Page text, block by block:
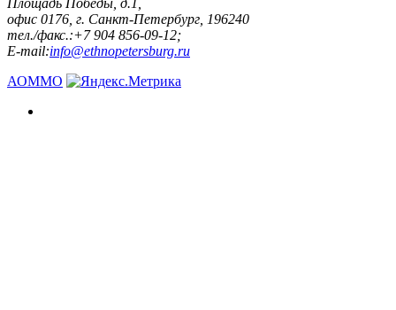
Площадь Победы, д.1,
офис 0176, г. Санкт-Петербург, 196240
тел./факс.:+7 904 856-09-12;
E-mail:info@ethnopetersburg.ru
АОММО